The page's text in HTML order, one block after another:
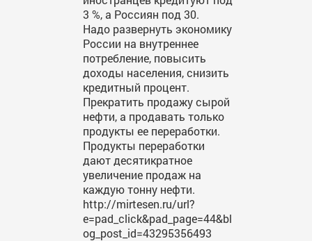
3 %, а Россиян под 30.
Надо развернуть экономику
России на внутреннее
потребление, повысить
доходы населения, снизить
кредитный процент.
Прекратить продажу сырой
нефти, а продавать только
продукты ее переработки.
Продукты переработки
дают десятикратное
увеличение продаж на
каждую тонну нефти.
http://mirtesen.ru/url?
e=pad_click&pad_page=44&bl
og_post_id=43295356493